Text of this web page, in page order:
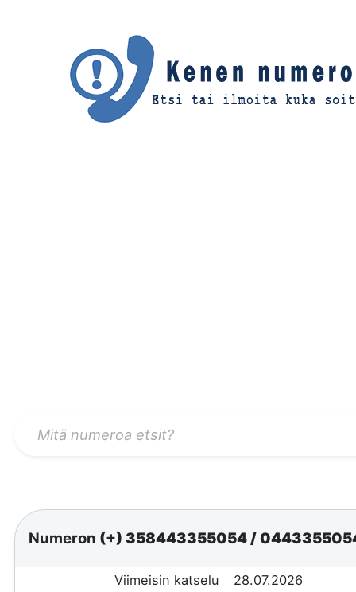
Numeron (+) 358443355054/
Viimeisin katselu
28.07.2026